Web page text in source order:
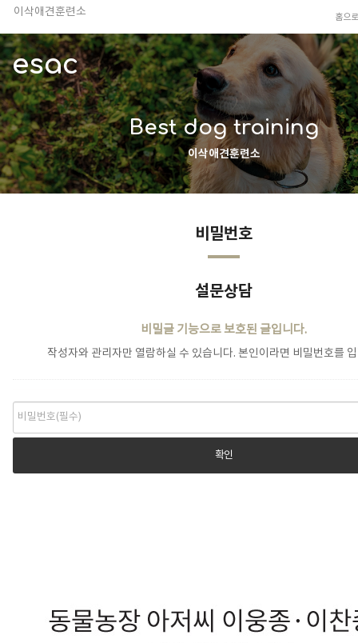
이삭애견훈련소
안전하고 행복한 펫티켓 선도!
경기도 화성시 봉담읍 위치
이찬종, 이웅종 소장 소개
홈으로
esac
Best dog training
이삭애견훈련소
비밀번호
설문상담
비밀글 기능으로 보호된 글입니다.
작성자와 관리자만 열람하실 수 있습니다. 본인이라면 비밀번호를